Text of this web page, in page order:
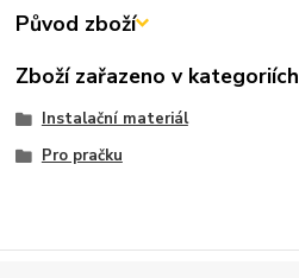
Původ zboží
Zboží zařazeno v kategoriích
Instalační materiál
Pro pračku